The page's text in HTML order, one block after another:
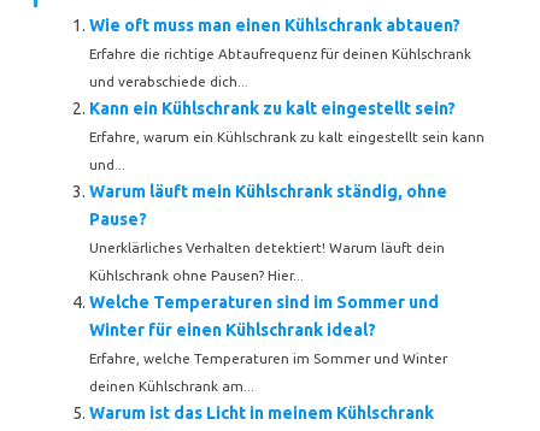
Wie oft muss man einen Kühlschrank abtauen?
Erfahre die richtige Abtaufrequenz für deinen Kühlschrank
und verabschiede dich...
Kann ein Kühlschrank zu kalt eingestellt sein?
Erfahre, warum ein Kühlschrank zu kalt eingestellt sein kann
und...
Warum läuft mein Kühlschrank ständig, ohne
Pause?
Unerklärliches Verhalten detektiert! Warum läuft dein
Kühlschrank ohne Pausen? Hier...
Welche Temperaturen sind im Sommer und
Winter für einen Kühlschrank ideal?
Erfahre, welche Temperaturen im Sommer und Winter
deinen Kühlschrank am...
Warum ist das Licht in meinem Kühlschrank